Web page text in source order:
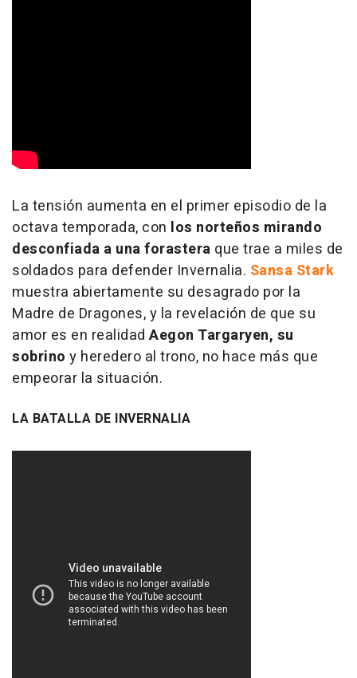
La tensión aumenta en el primer episodio de la
octava temporada, con los norteños mirando
desconfiada a una forastera que trae a miles de
soldados para defender Invernalia. Sansa Stark
muestra abiertamente su desagrado por la
Madre de Dragones, y la revelación de que su
amor es en realidad Aegon Targaryen, su
sobrino y heredero al trono, no hace más que
empeorar la situación.
LA BATALLA DE INVERNALIA